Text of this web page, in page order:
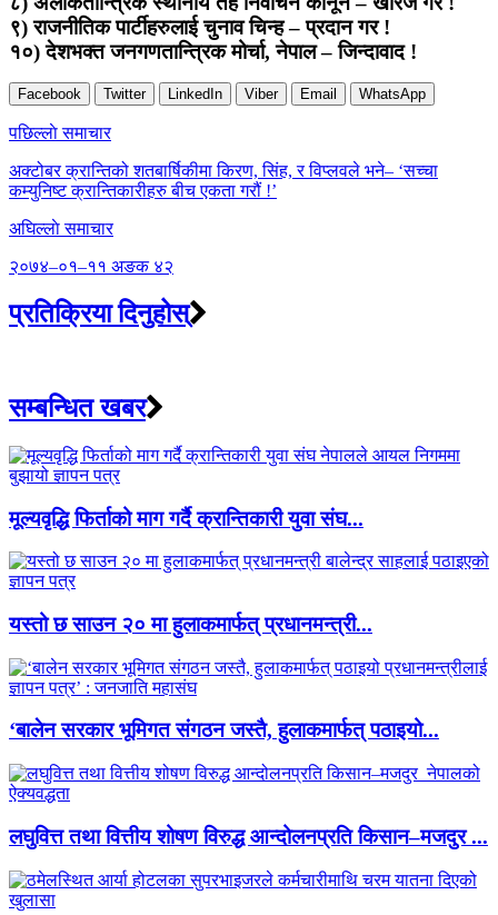
९) राजनीतिक पार्टीहरुलाई चुनाव चिन्ह – प्रदान गर !
१०) देशभक्त जनगणतान्त्रिक मोर्चा, नेपाल – जिन्दावाद !
Facebook Twitter LinkedIn Viber Email WhatsApp
Post
navigation
पछिल्लाे समाचार
अक्टोबर क्रान्तिको शतबार्षिकीमा किरण, सिंह, र विप्लवले भने– ‘सच्चा
कम्युनिष्ट क्रान्तिकारीहरु बीच एकता गरौं !’
अघिल्लाे समाचार
२०७४–०१–११ अङक ४२
प्रतिक्रिया दिनुहोस्
सम्बन्धित खबर
मूल्यवृद्धि फिर्ताको माग गर्दै क्रान्तिकारी युवा संघ...
यस्तो छ साउन २० मा हुलाकमार्फत् प्रधानमन्त्री...
‘बालेन सरकार भूमिगत संगठन जस्तै, हुलाकमार्फत् पठाइयो...
लघुवित्त तथा वित्तीय शोषण विरुद्ध आन्दोलनप्रति किसान–मजदुर ...